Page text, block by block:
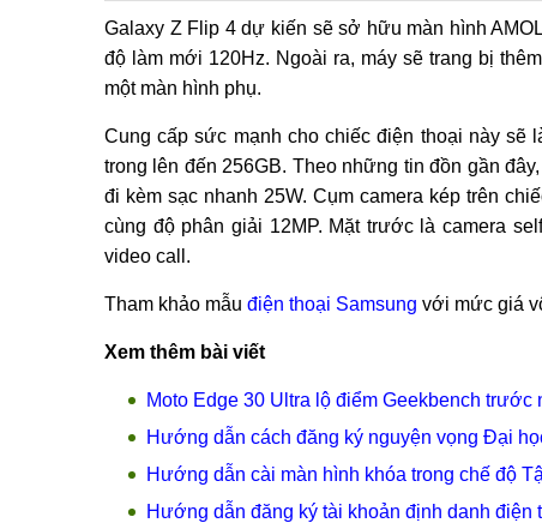
Galaxy Z Flip 4 dự kiến ​​sẽ sở hữu màn hình
độ làm mới 120Hz. Ngoài ra, máy sẽ trang bị
một màn hình phụ.
Cung cấp sức mạnh cho chiếc điện thoại này sẽ
trong lên đến 256GB. Theo những tin đồn gần
đi kèm sạc nhanh 25W. Cụm camera kép trên
cùng độ phân giải 12MP. Mặt trước là camera
video call.
Tham khảo mẫu điện thoại Samsung với mức giá
Xem thêm bài viết
Moto Edge 30 Ultra lộ điểm Geekbench trước
Hướng dẫn cách đăng ký nguyện vọng Đại
Hướng dẫn cài màn hình khóa trong chế độ
Hướng dẫn đăng ký tài khoản định danh điện